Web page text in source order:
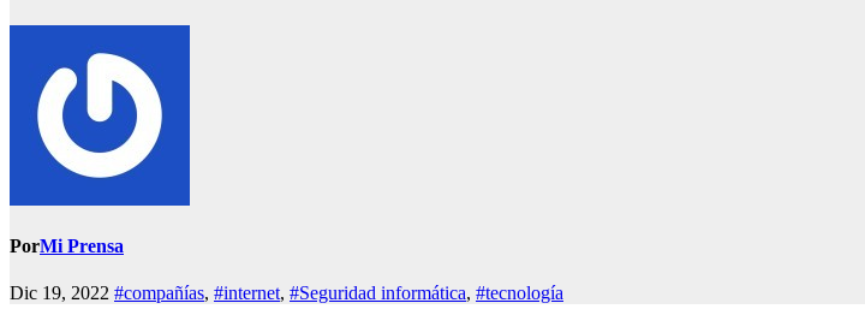
PorMi Prensa
Dic 19, 2022 #compañías, #internet, #Seguridad informática, #tecnología